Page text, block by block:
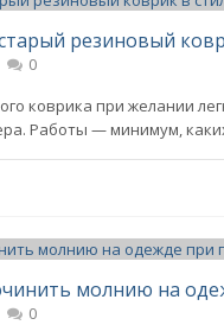
резиновый
0
коврика при желании
Работы — минимум,
молнию на
0